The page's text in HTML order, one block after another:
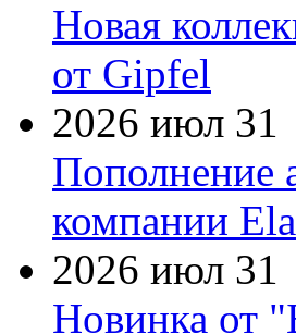
Новая
от Gipfel
2026 июл 31
Пополнение
компании
2026 июл 31
Новинка от